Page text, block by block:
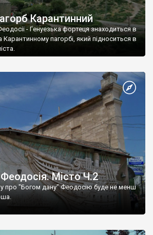
Карантинний
- Генуезька фортеця знаходиться в
Карантинному пагорбі, який підноситься в
Місто Ч.2
про "Богом дану" Феодосію буде не менш